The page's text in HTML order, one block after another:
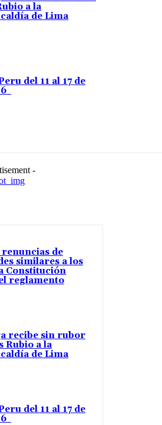
a la
de Lima
del 11 al 17 de
-
renuncias de
similares a los
Constitución
reglamento
recibe sin rubor
Rubio a la
de Lima
del 11 al 17 de